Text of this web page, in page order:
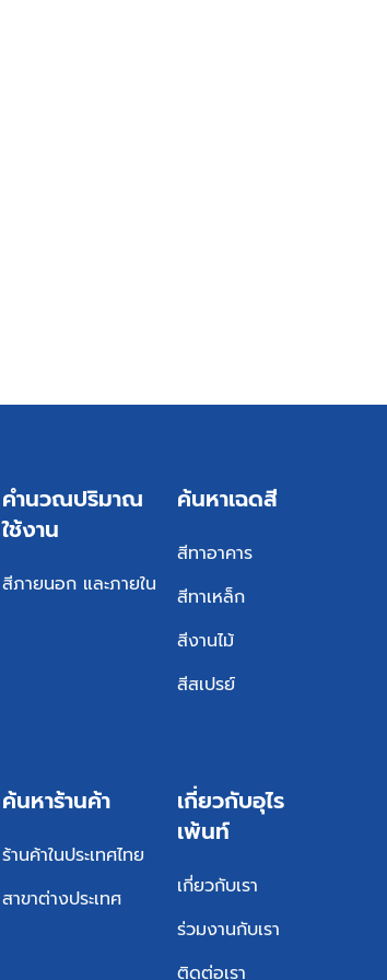
คำนวณปริมาณ
ใช้งาน
สีภายนอก และภายใน
ค้นหาเฉดสี
สีทาอาคาร
สีทาเหล็ก
สีงานไม้
สีสเปรย์
ค้นหาร้านค้า
ร้านค้าในประเทศไทย
สาขาต่างประเทศ
เกี่ยวกับอุไร
เพ้นท์
เกี่ยวกับเรา
ร่วมงานกับเรา
ติดต่อเรา